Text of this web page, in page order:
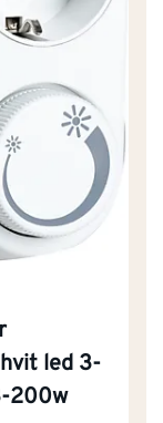
led 3-
200w